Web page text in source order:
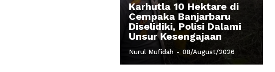
Karhutla 10 Hektare di
Cempaka Banjarbaru
Diselidiki, Polisi Dalami
Unsur Kesengajaan
Nurul Mufidah - 08/August/2026